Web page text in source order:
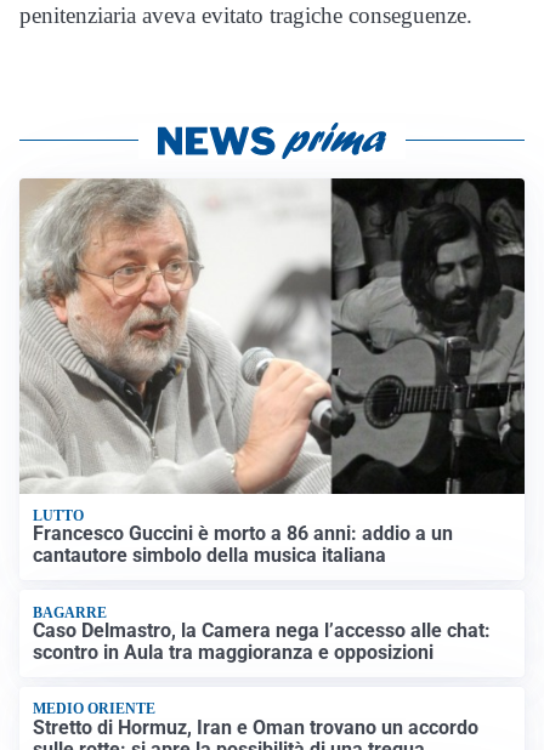
penitenziaria aveva evitato tragiche conseguenze.
LUTTO
Francesco Guccini è morto a 86 anni: addio a un
cantautore simbolo della musica italiana
BAGARRE
Caso Delmastro, la Camera nega l’accesso alle chat:
scontro in Aula tra maggioranza e opposizioni
MEDIO ORIENTE
Stretto di Hormuz, Iran e Oman trovano un accordo